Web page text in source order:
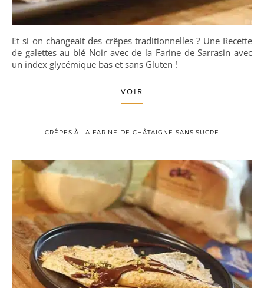
Et si on changeait des crêpes traditionnelles ? Une Recette
de galettes au blé Noir avec de la Farine de Sarrasin avec
un index glycémique bas et sans Gluten !
VOIR
CRÊPES À LA FARINE DE CHÂTAIGNE SANS SUCRE